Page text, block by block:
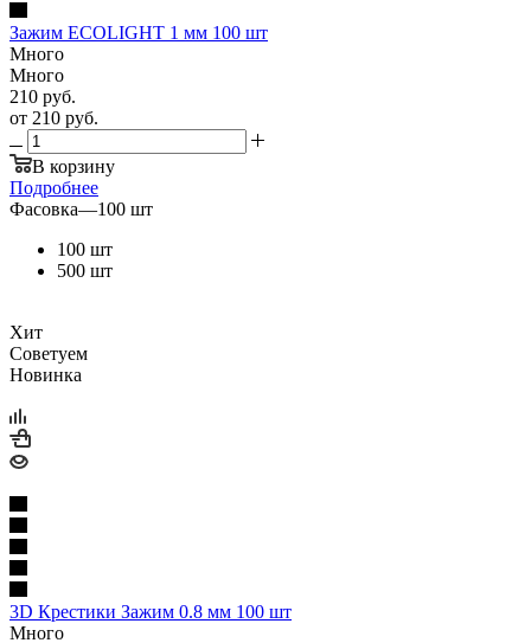
Зажим ECOLIGHT 1 мм 100 шт
Много
Много
210 руб.
от 210 руб.
В корзину
Подробнее
Фасовка—100 шт
100 шт
500 шт
Хит
Советуем
Новинка
3D Крестики Зажим 0.8 мм 100 шт
Много